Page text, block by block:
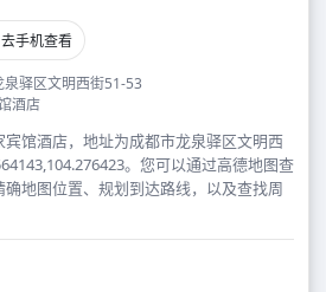
去手机查看
泉驿区文明西街51-53
酒店
馆酒店，地址为成都市龙泉驿区文明西
。您可以通过高德地图查
地图位置、规划到达路线，以及查找周